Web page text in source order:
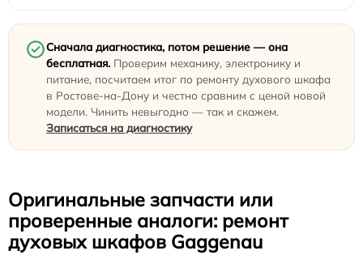
Сначала диагностика, потом решение — она
бесплатная. Проверим механику, электронику и
питание, посчитаем итог по ремонту духового шкафа
в Ростове-на-Дону и честно сравним с ценой новой
модели. Чинить невыгодно — так и скажем.
Записаться на диагностику
Оригинальные запчасти или
проверенные аналоги: ремонт
духовых шкафов Gaggenau